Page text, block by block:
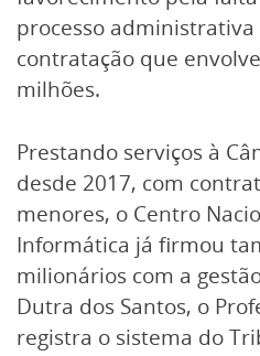
processo
contratação que
milhões.
Prestando serviços à
desde 2017, com
menores, o Centro
Informática já firmou
milionários com a
Dutra dos Santos, o
registra o sistema do